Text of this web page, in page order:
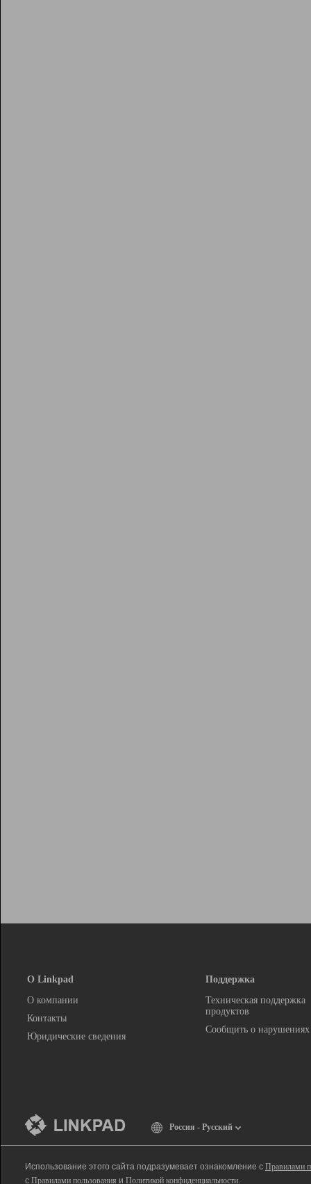
О Linkpad
О компании
Контакты
Юридические сведения
Поддержка
Техническая поддержка
продуктов
Сообщить о нарушениях
Россия - Русский
Использование этого сайта подразумевает ознакомление с Правилами
с Правилами пользования и Политикой конфиденциальности.